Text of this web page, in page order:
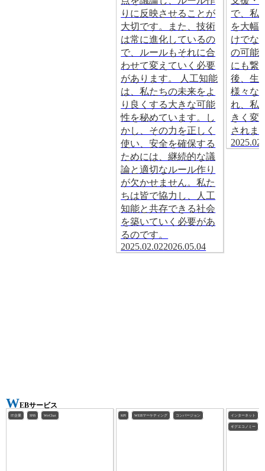
りに反映させることが
大切です。また、技術
は常に進化しているの
で、ルールもそれに合
わせて変えていく必要
があります。 人工知能
は、私たちの未来をよ
り良くする大きな可能
性を秘めています。し
かし、その力を正しく
使い、安全を確保する
ためには、継続的な議
論と適切なルール作り
が欠かせません。私た
ちは皆で協力し、人工
知能と共存できる社会
を築いていく必要があ
るのです。
2025.02.022026.05.04
で、私
を大幅
けでな
の可能
にも繋
後、生
様々な
れ、私
きく変
されま
WEBサービス
IT企業 SNS WeChat KPI WEBマーケティング コンバージョン インターネット
ギグエコノミー